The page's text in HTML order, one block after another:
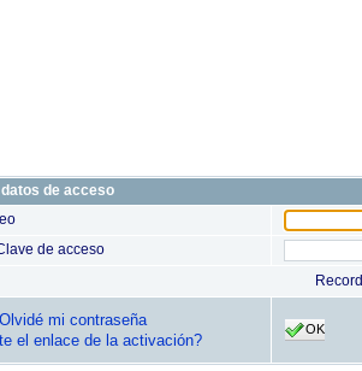
de acceso
de acceso
Olvidé mi contraseña
el enlace de la activación?
OK